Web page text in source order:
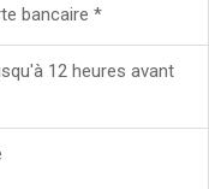
bancaire *
12 heures avant